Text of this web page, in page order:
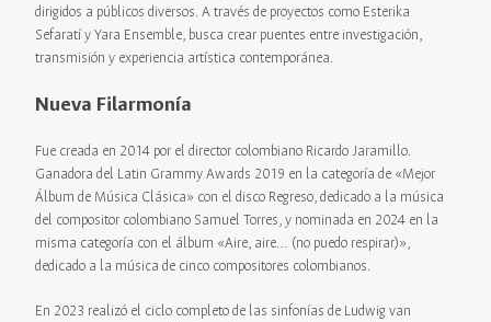
dirigidos a públicos diversos. A través de proyectos como Esterika
Sefaratí y Yara Ensemble, busca crear puentes entre investigación,
transmisión y experiencia artística contemporánea.
Nueva Filarmonía
Fue creada en 2014 por el director colombiano Ricardo Jaramillo.
Ganadora del Latin Grammy Awards 2019 en la categoría de «Mejor
Álbum de Música Clásica» con el disco Regreso, dedicado a la música
del compositor colombiano Samuel Torres, y nominada en 2024 en la
misma categoría con el álbum «Aire, aire… (no puedo respirar)»,
dedicado a la música de cinco compositores colombianos.
En 2023 realizó el ciclo completo de las sinfonías de Ludwig van